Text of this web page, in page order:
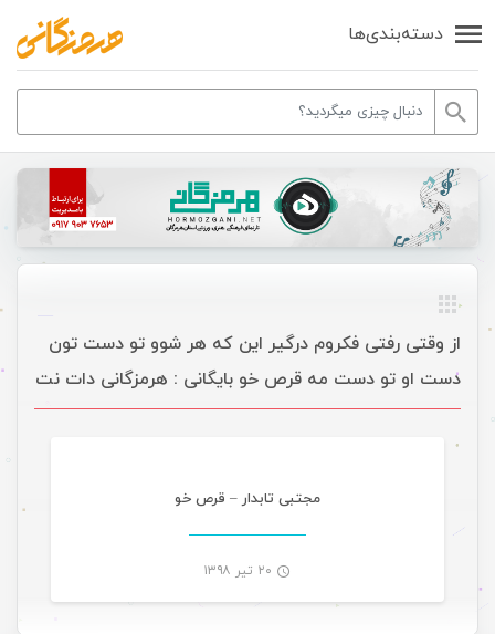
دسته‌بندی‌ها
از وقتی رفتی فکروم درگیر این که هر شوو تو دست تون
دست او تو دست مه قرص خو بایگانی : هرمزگانی دات نت
مجتبی تابدار – قرص خو
۲۰ تیر ۱۳۹۸